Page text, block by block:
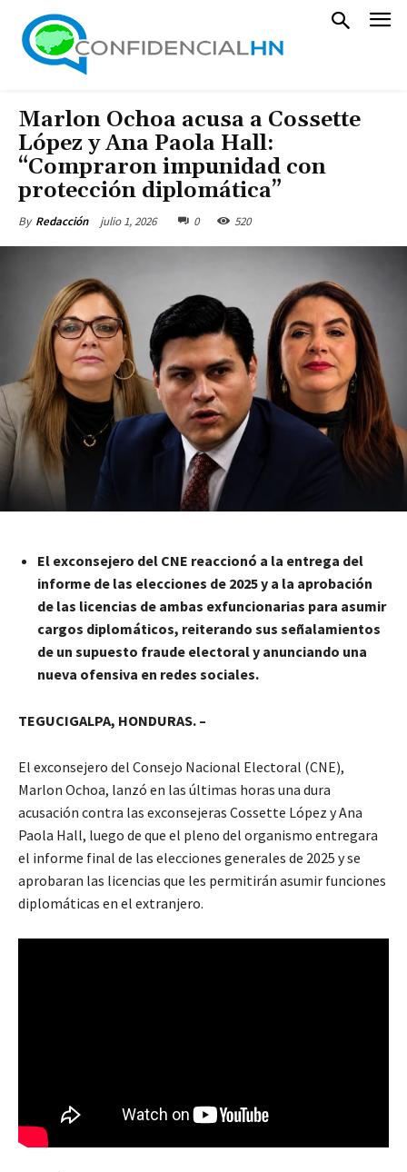
Marlon Ochoa acusa a Cossette
López y Ana Paola Hall:
“Compraron impunidad con
protección diplomática”
By Redacción julio 1, 2026 0 520
El exconsejero del CNE reaccionó a la entrega del
informe de las elecciones de 2025 y a la aprobación
de las licencias de ambas exfuncionarias para asumir
cargos diplomáticos, reiterando sus señalamientos
de un supuesto fraude electoral y anunciando una
nueva ofensiva en redes sociales.
TEGUCIGALPA, HONDURAS. –
El exconsejero del Consejo Nacional Electoral (CNE),
Marlon Ochoa, lanzó en las últimas horas una dura
acusación contra las exconsejeras Cossette López y Ana
Paola Hall, luego de que el pleno del organismo entregara
el informe final de las elecciones generales de 2025 y se
aprobaran las licencias que les permitirán asumir funciones
diplomáticas en el extranjero.